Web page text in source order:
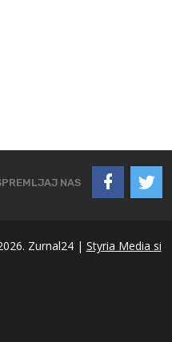
NAS
Zurnal24 | Styria Media si